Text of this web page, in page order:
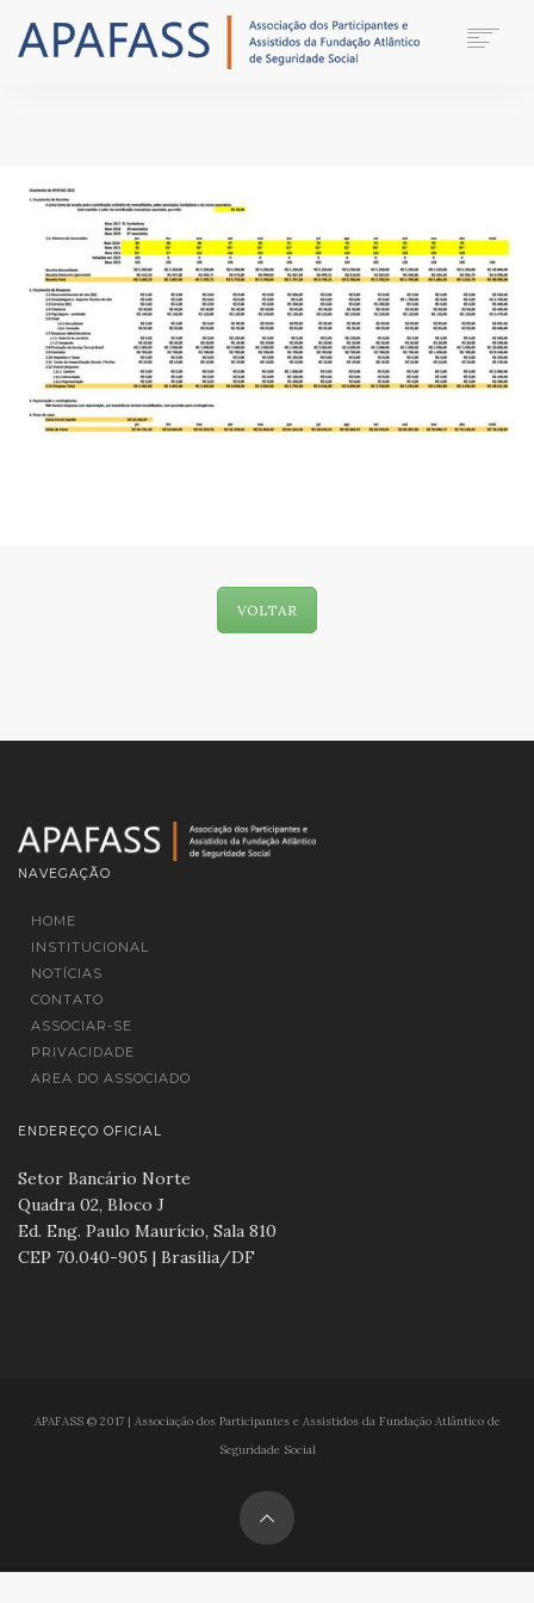
CONTATO
ASSOCIAR-SE
PRIVACIDADE
AREA DO ASSOCIADO
SEARCH
VOLTAR
NAVEGAÇÃO
HOME
INSTITUCIONAL
NOTÍCIAS
CONTATO
ASSOCIAR-SE
PRIVACIDADE
AREA DO ASSOCIADO
ENDEREÇO OFICIAL
Setor Bancário Norte
Quadra 02, Bloco J
Ed. Eng. Paulo Maurício, Sala 810
CEP 70.040-905 | Brasília/DF
APAFASS © 2017 | Associação dos Participantes e Assistidos da Fundação Atlântico de
Seguridade Social